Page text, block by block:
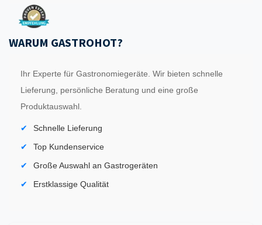
WARUM GASTROHOT?
Ihr Experte für Gastronomiegeräte. Wir bieten schnelle
Lieferung, persönliche Beratung und eine große
Produktauswahl.
Schnelle Lieferung
Top Kundenservice
Große Auswahl an Gastrogeräten
Erstklassige Qualität